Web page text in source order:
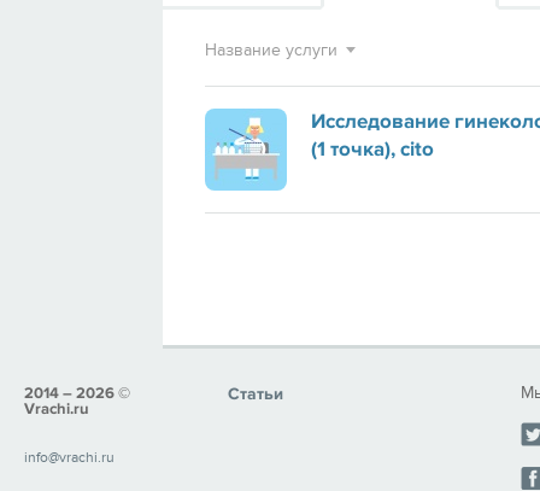
Название услуги
Исследование
(1 точка), cito
2014 – 2026 ©
Vrachi.ru
info@vrachi.ru
Статьи